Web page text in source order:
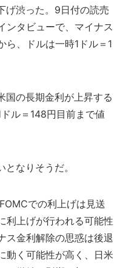
げ渋った。9日付の読売
ンタビューで、マイナス
ら、ドルは一時1ドル＝1
の長期金利が上昇する
ル＝148円目前まで値
なりそうだ。
での利上げは見送
利上げが行われる可能性
ス金利解除の思惑は後退
動く可能性が高く、日米